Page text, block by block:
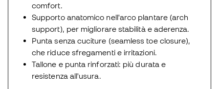
comfort.
Supporto anatomico nell'arco plantare (arch
support), per migliorare stabilità e aderenza.
Punta senza cuciture (seamless toe closure),
che riduce sfregamenti e irritazioni.
Tallone e punta rinforzati: più durata e
resistenza all'usura.